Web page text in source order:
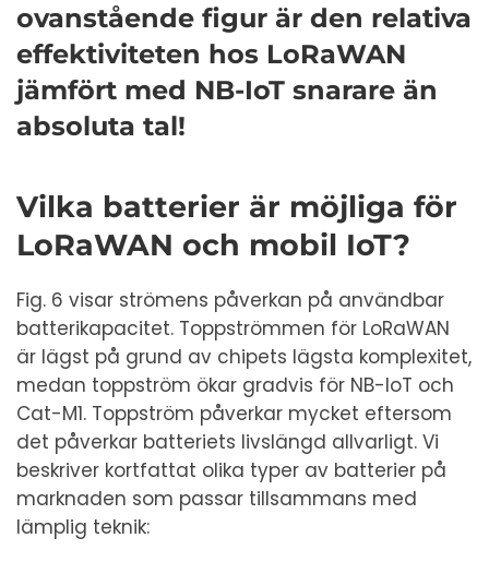
ovanstående figur är den relativa
effektiviteten hos LoRaWAN
jämfört med NB-IoT snarare än
absoluta tal!
Vilka batterier är möjliga för
LoRaWAN och mobil IoT?
Fig. 6 visar strömens påverkan på användbar
batterikapacitet. Toppströmmen för LoRaWAN
är lägst på grund av chipets lägsta komplexitet,
medan toppström ökar gradvis för NB-IoT och
Cat-M1. Toppström påverkar mycket eftersom
det påverkar batteriets livslängd allvarligt. Vi
beskriver kortfattat olika typer av batterier på
marknaden som passar tillsammans med
lämplig teknik: